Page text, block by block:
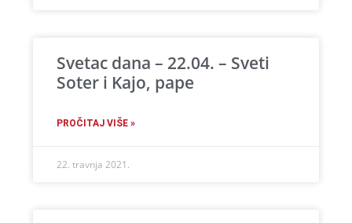
Svetac dana – 22.04. – Sveti
Soter i Kajo, pape
PROČITAJ VIŠE »
22. travnja 2021.